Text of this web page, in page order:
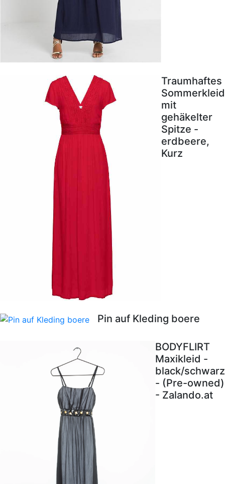
Traumhaftes
Sommerkleid
mit
gehäkelter
Spitze -
erdbeere,
Kurz
Pin auf Kleding boere
BODYFLIRT
Maxikleid -
black/schwarz
- (Pre-owned)
- Zalando.at